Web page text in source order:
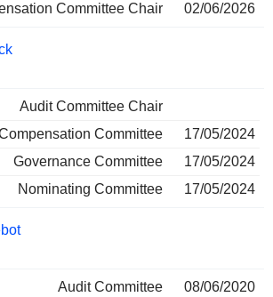
Committee Chair
02/06/2026
Audit Committee Chair
Committee
17/05/2024
Governance Committee
17/05/2024
Nominating Committee
17/05/2024
Audit Committee
08/06/2020